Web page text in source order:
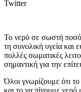
Twitter
Το νερό σε σωστή
τη συνολική υγεία και
πολλές σωματικές
σημαντική για την
Όλοι γνωρίζουμε ότι
και το να πίνουμε